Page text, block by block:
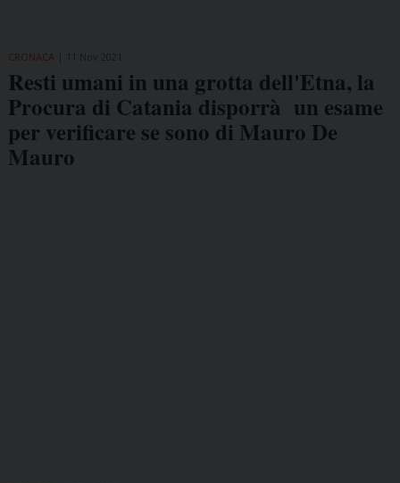
CRONACA
Resti umani in una grotta dell'Etna, la
Procura di Catania disporrà un esame
per verificare se sono di Mauro De
Mauro